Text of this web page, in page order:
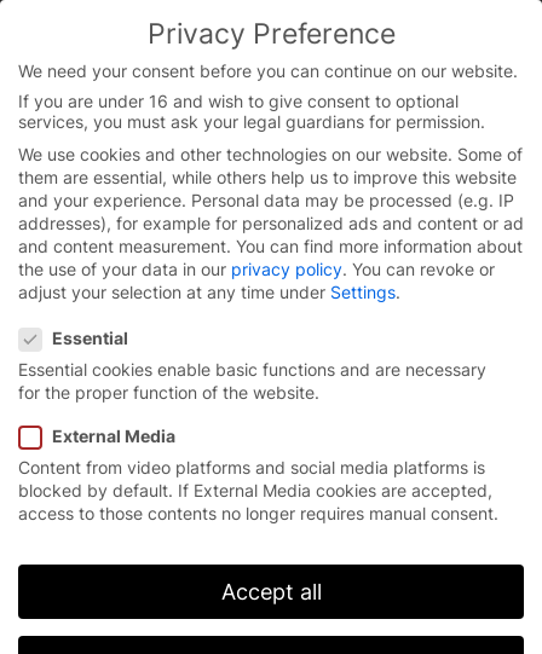
You are currently on the Chinese website.
Switch to the English version.
Continue
Skip
content
首页
市场领导者的优质快速门。
保持最高性能水平，这是 EFAFLEX 一贯的传统：40 多
年以来，我们的快速工业门创新设计始终能满足功能性、
可靠性和质量方面的最高要求。我们使用优质零部件，其
中大部分都是由我们自己研发和生产。选择 EFAFLEX 快
Privacy Preference
We need your consent before you can continue on our website.
If you are under 16 and wish to give consent to optional
services, you must ask your legal guardians for permission.
We use cookies and other technologies on our website. Some of
them are essential, while others help us to improve this website
and your experience. Personal data may be processed (e.g. IP
addresses), for example for personalized ads and content or ad
and content measurement. You can find more information about
the use of your data in our privacy policy. You can revoke or
adjust your selection at any time under Settings.
Essential
Essential cookies enable basic functions and are necessary
for the proper function of the website.
External Media
Content from video platforms and social media platforms is
blocked by default. If External Media cookies are accepted,
access to those contents no longer requires manual consent.
Accept all